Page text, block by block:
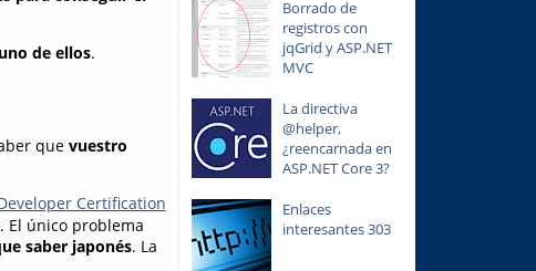
de ellos.
que vuestro
Certification
. El único problema
saber japonés. La
Borrado de
registros con
jqGrid y ASP.NET
MVC
La directiva
@helper,
¿reencarnada en
ASP.NET Core 3?
Enlaces
interesantes 303